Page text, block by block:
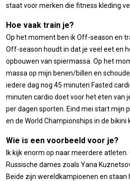
staat voor merken die fitness kleding
Hoe vaak train je?
Op het moment ben ik Off-season en
Off-season houdt in dat je veel eet en
opbouwen van spiermassa. Op het
massa op mijn benen/billen en
iedere dag nog 45 minuten Fasted
minuten cardio doet voor het eten van
per dagen sporten. Eind mei start mijn
en de World Championships in de bikini
Wie is een voorbeeld voor je?
Ik kijk enorm op naar meerdere
Russische dames zoals Yana
Beide zijn wereldkampioenen en staan